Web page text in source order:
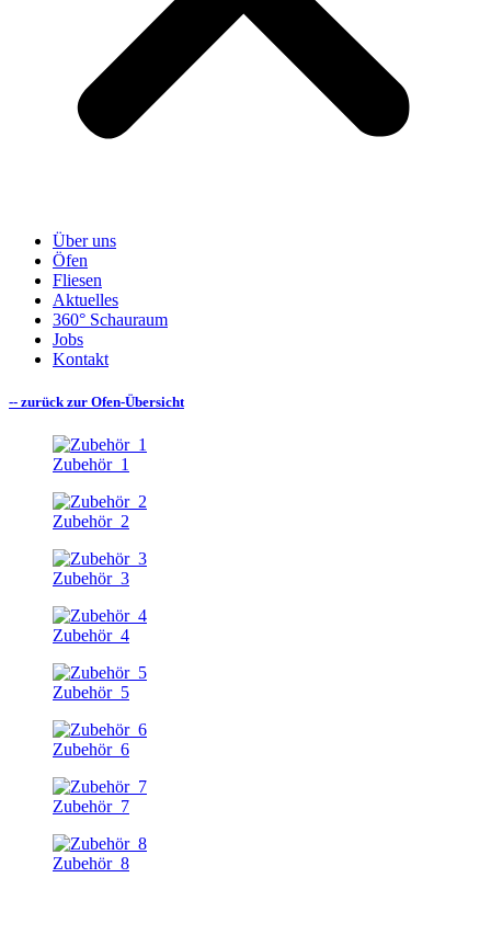
Über uns
Öfen
Fliesen
Aktuelles
360° Schauraum
Jobs
Kontakt
-- zurück zur Ofen-Übersicht
Zubehör_1
Zubehör_2
Zubehör_3
Zubehör_4
Zubehör_5
Zubehör_6
Zubehör_7
Zubehör_8